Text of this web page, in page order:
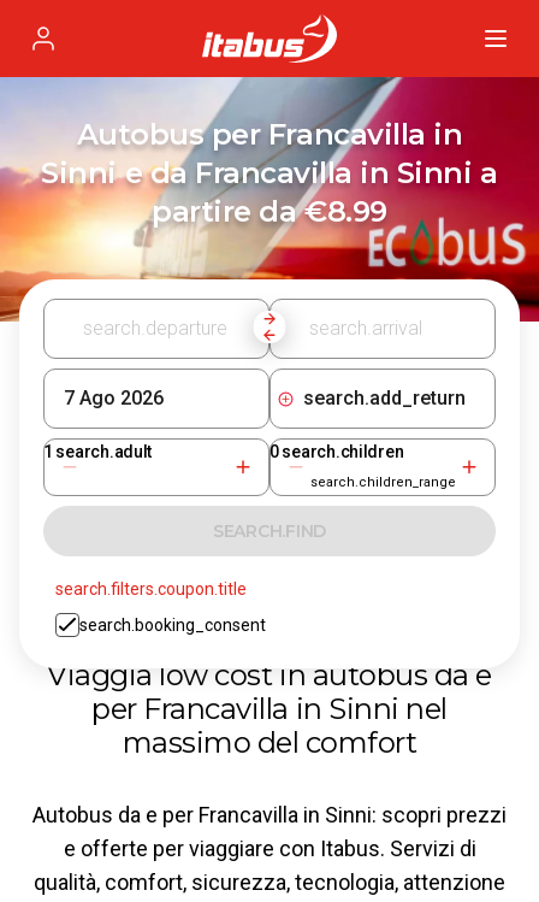
Profile
Autobus per Francavilla in
Sinni e da Francavilla in Sinni a
partire da €8.99
search.add_return
1 search.adult 0 search.children
search.children_range
SEARCH.FIND
search.booking_consent
search.filters.coupon.title
Viaggia low cost in autobus da e
per Francavilla in Sinni nel
massimo del comfort
Autobus da e per Francavilla in Sinni: scopri prezzi
e offerte per viaggiare con Itabus. Servizi di
qualità, comfort, sicurezza, tecnologia, attenzione